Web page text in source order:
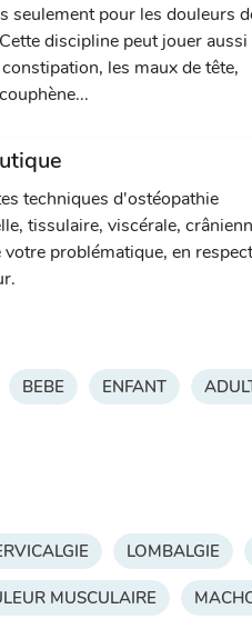
seulement pour les douleurs
discipline peut jouer aussi
les maux de tête,
techniques d'ostéopathie
tissulaire, viscérale,
problématique, en
BEBE ENFANT
LOMBALGIE
MUSCULAIRE